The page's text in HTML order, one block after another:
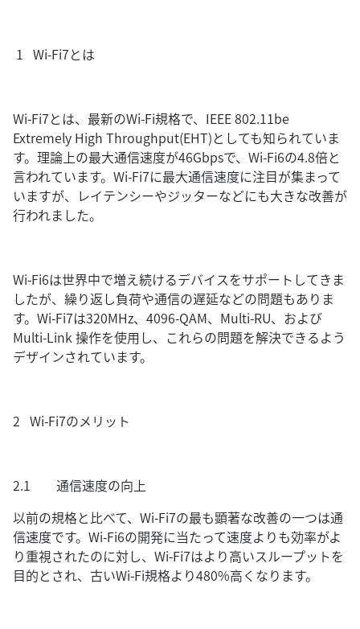
1 Wi-Fi7とは
Wi-Fi7とは、最新のWi-Fi規格で、IEEE 802.11be
Extremely High Throughput(EHT)としても知られていま
す。理論上の最大通信速度が46Gbpsで、Wi-Fi6の4.8倍と
言われています。Wi-Fi7に最大通信速度に注目が集まって
いますが、レイテンシーやジッターなどにも大きな改善が
行われました。
Wi-Fi6は世界中で増え続けるデバイスをサポートしてきま
したが、繰り返し負荷や通信の遅延などの問題もありま
す。Wi-Fi7は320MHz、4096-QAM、Multi-RU、および
Multi-Link 操作を使用し、これらの問題を解決できるよう
デザインされています。
2 Wi-Fi7のメリット
2.1 通信速度の向上
以前の規格と比べて、Wi-Fi7の最も顕著な改善の一つは通
信速度です。Wi-Fi6の開発に当たって速度よりも効率がよ
り重視されたのに対し、Wi-Fi7はより高いスループットを
目的とされ、古いWi-Fi規格より480%高くなります。